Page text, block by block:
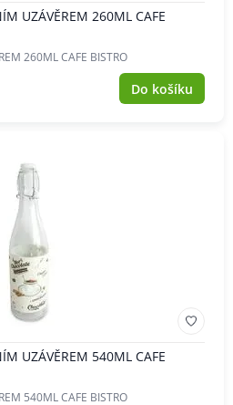
UZÁVĚREM 260ML CAFE
260ML CAFE BISTRO
Do košíku
UZÁVĚREM 540ML CAFE
540ML CAFE BISTRO